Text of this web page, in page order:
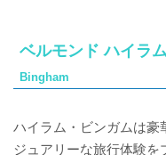
ベルモンド ハイラ
Bingham
ハイラム・ビンガムは豪
ジュアリーな旅行体験